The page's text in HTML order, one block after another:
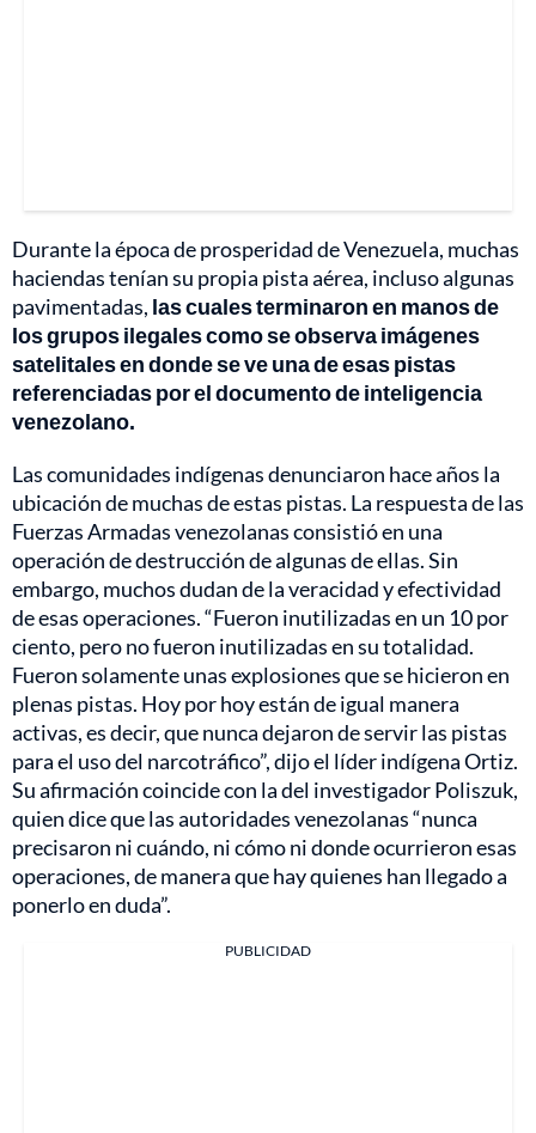
Durante la época de prosperidad de Venezuela, muchas
haciendas tenían su propia pista aérea, incluso algunas
pavimentadas, las cuales terminaron en manos de
los grupos ilegales como se observa imágenes
satelitales en donde se ve una de esas pistas
referenciadas por el documento de inteligencia
venezolano.
Las comunidades indígenas denunciaron hace años la
ubicación de muchas de estas pistas. La respuesta de las
Fuerzas Armadas venezolanas consistió en una
operación de destrucción de algunas de ellas. Sin
embargo, muchos dudan de la veracidad y efectividad
de esas operaciones. “Fueron inutilizadas en un 10 por
ciento, pero no fueron inutilizadas en su totalidad.
Fueron solamente unas explosiones que se hicieron en
plenas pistas. Hoy por hoy están de igual manera
activas, es decir, que nunca dejaron de servir las pistas
para el uso del narcotráfico”, dijo el líder indígena Ortiz.
Su afirmación coincide con la del investigador Poliszuk,
quien dice que las autoridades venezolanas “nunca
precisaron ni cuándo, ni cómo ni donde ocurrieron esas
operaciones, de manera que hay quienes han llegado a
ponerlo en duda”.
PUBLICIDAD